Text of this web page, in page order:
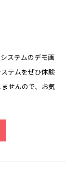
ステムのデモ画
テムをぜひ体験
せんので、お気